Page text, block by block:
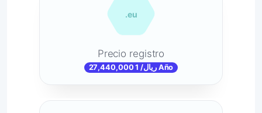
.eu
Precio registro
27,440,000 ریال/ 1 Año